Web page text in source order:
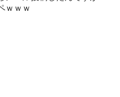
ｗｗｗ